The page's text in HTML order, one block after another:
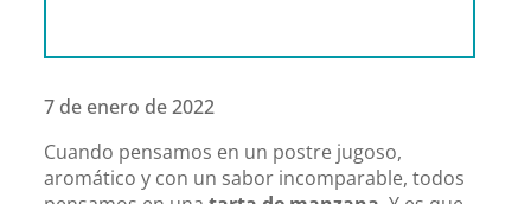
7 de enero de 2022
Cuando pensamos en un postre jugoso,
aromático y con un sabor incomparable, todos